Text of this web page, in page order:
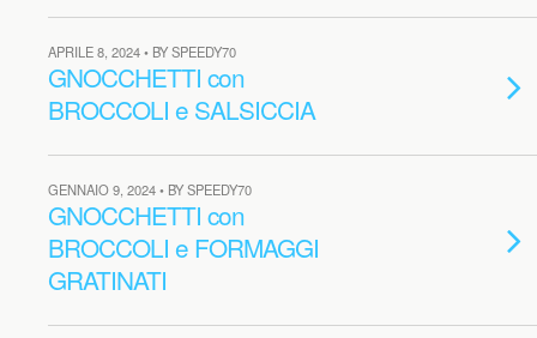
APRILE 8, 2024 • BY SPEEDY70
GNOCCHETTI con
BROCCOLI e SALSICCIA
GENNAIO 9, 2024 • BY SPEEDY70
GNOCCHETTI con
BROCCOLI e FORMAGGI
GRATINATI